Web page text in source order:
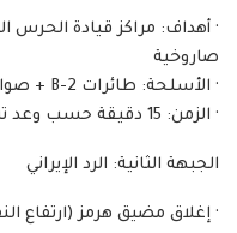
‏· أهداف: مراكز قيادة الحرس
صاروخية
‏· الأسلحة: طائرات B-2 + صواريخ كروز + عمليات خاصة
‏· الزمن: 15 دقيقة حسب وعد ترامب!
‏الجبهة الثانية: الرد الإيراني
‏· إغلاق مضيق هرمز (ارتفاع النفط